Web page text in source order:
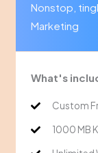
Nonstop,
Marketing
What's
Custom
1000 MB